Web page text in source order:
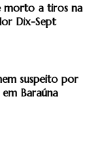
morto a tiros na
Dix-Sept
suspeito por
Baraúna